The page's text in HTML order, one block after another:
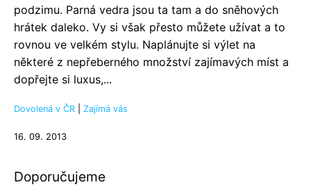
podzimu. Parná vedra jsou ta tam a do sněhových
hrátek daleko. Vy si však přesto můžete užívat a to
rovnou ve velkém stylu. Naplánujte si výlet na
některé z nepřeberného množství zajímavých míst a
dopřejte si luxus,...
Dovolená v ČR Zajímá vás
16. 09. 2013
Doporučujeme